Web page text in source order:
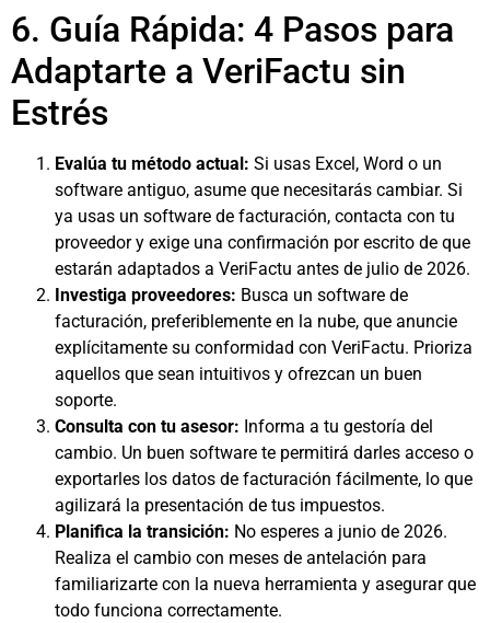
6. Guía Rápida: 4 Pasos para
Adaptarte a VeriFactu sin
Estrés
Evalúa tu método actual: Si usas Excel, Word o un
software antiguo, asume que necesitarás cambiar. Si
ya usas un software de facturación, contacta con tu
proveedor y exige una confirmación por escrito de que
estarán adaptados a VeriFactu antes de julio de 2026.
Investiga proveedores: Busca un software de
facturación, preferiblemente en la nube, que anuncie
explícitamente su conformidad con VeriFactu. Prioriza
aquellos que sean intuitivos y ofrezcan un buen
soporte.
Consulta con tu asesor: Informa a tu gestoría del
cambio. Un buen software te permitirá darles acceso o
exportarles los datos de facturación fácilmente, lo que
agilizará la presentación de tus impuestos.
Planifica la transición: No esperes a junio de 2026.
Realiza el cambio con meses de antelación para
familiarizarte con la nueva herramienta y asegurar que
todo funciona correctamente.